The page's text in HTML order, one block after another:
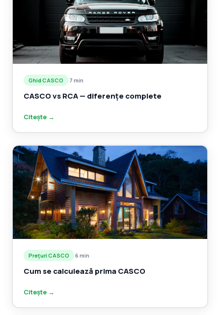
Ghid CASCO · 7 min
CASCO vs RCA — diferențe complete
Citește →
Prețuri CASCO ·6 min
Cum se calculează prima CASCO
Citește →